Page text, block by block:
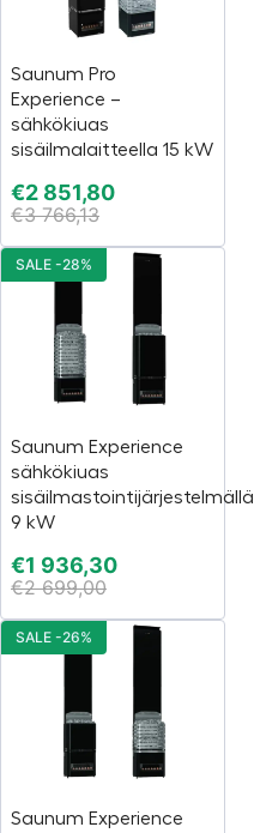
Saunum Pro
Experience –
sähkökiuas
sisäilmalaitteella 15 kW
€2 851,80
€3 766,13
Saunum Experience
sähkökiuas
sisäilmastointijärjestelmällä
9 kW
€1 936,30
€2 699,00
SALE -28%
Saunum Experience
SALE -26%